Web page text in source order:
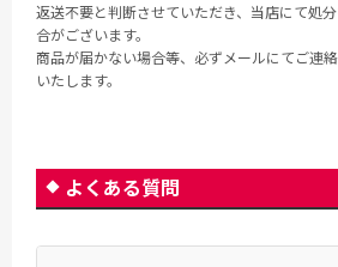
返送不要と判断させていただき、当店にて処
合がございます。
商品が届かない場合等、必ずメールにてご連
いたします。
よくある質問